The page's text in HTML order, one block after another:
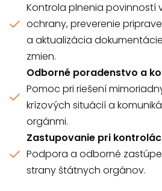
Kontrola plnenia povinností
ochrany, preverenie
a aktualizácia
zmien.
Odborné poradenstvo a
Pomoc pri riešení
krízových situácií a
orgánmi.
Zastupovanie pri
Podpora a odborné
strany štátnych orgánov.